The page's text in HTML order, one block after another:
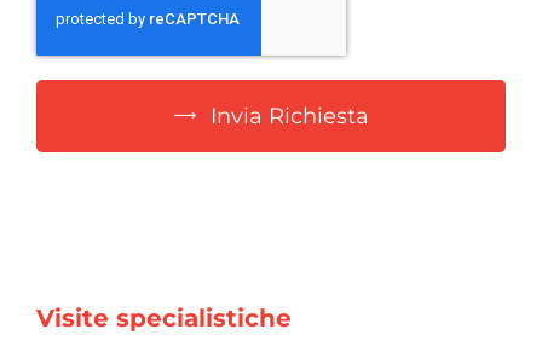
Invia Richiesta
Visite specialistiche